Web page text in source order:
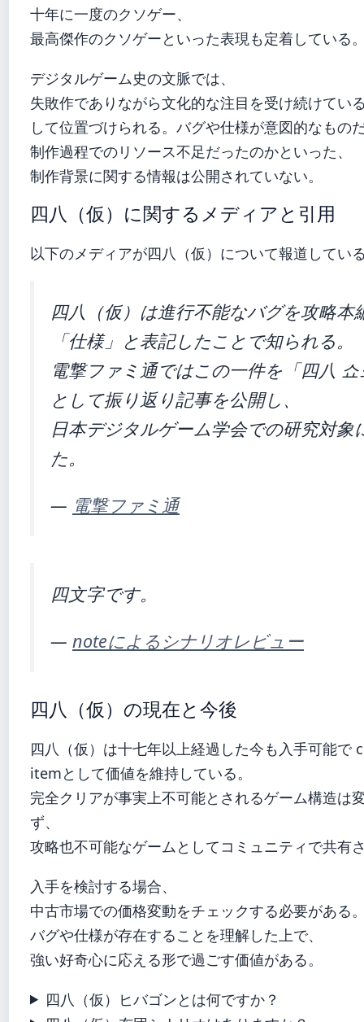
十年に一度のクソゲー、
最高傑作のクソゲーといった表現も定着している
デジタルゲーム史の文脈では、
失敗作でありながら文化的な注目を受け続けてい
して位置づけられる。バグや仕様が意図的なもの
制作過程でのリソース不足だったのかといった、
制作背景に関する情報は公開されていない。
四八（仮）に関するメディアと引用
以下のメディアが四八（仮）について報道してい
四八（仮）は進行不能なバグを攻略本
「仕様」と表記したことで知られる。
電撃ファミ通ではこの一件を「四八
として振り返り記事を公開し、
日本デジタルゲーム学会での研究対象
た。
— 電撃ファミ通
四文字です。
— noteによるシナリオレビュー
四八（仮）の現在と今後
四八（仮）は十七年以上経過した今も入手可能で
itemとして価値を維持している。
完全クリアが事実上不可能とされるゲーム構造は
ず、
攻略也不可能なゲームとしてコミュニティで共有
入手を検討する場合、
中古市場での価格変動をチェックする必要がある
バグや仕様が存在することを理解した上で、
強い好奇心に応える形で過ごす価値がある。
四八（仮）ヒバゴンとは何ですか？